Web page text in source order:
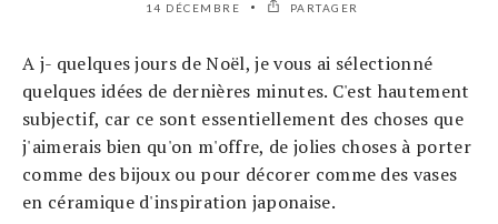
14 DÉCEMBRE PARTAGER
A j- quelques jours de Noël, je vous ai sélectionné
quelques idées de dernières minutes. C'est hautement
subjectif, car ce sont essentiellement des choses que
j'aimerais bien qu'on m'offre, de jolies choses à porter
comme des bijoux ou pour décorer comme des vases
en céramique d'inspiration japonaise.